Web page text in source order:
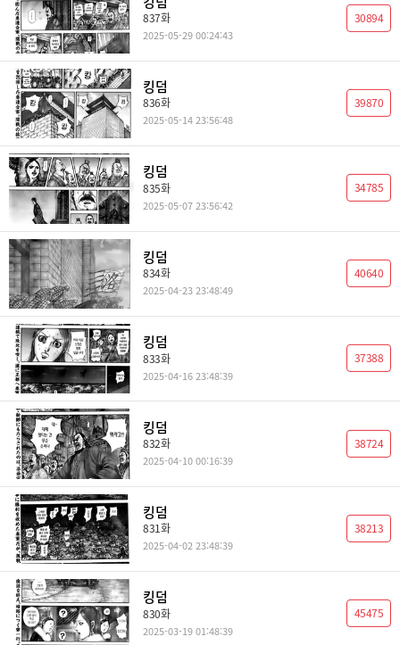
837화
2025-05-29 00:24:43
30894
킹덤
836화
2025-05-14 23:56:48
39870
킹덤
835화
2025-05-07 23:56:42
34785
킹덤
834화
2025-04-23 23:48:49
40640
킹덤
833화
2025-04-16 23:48:39
37388
킹덤
832화
2025-04-10 00:16:39
38724
킹덤
831화
2025-04-02 23:48:39
38213
킹덤
830화
2025-03-19 01:48:39
45475